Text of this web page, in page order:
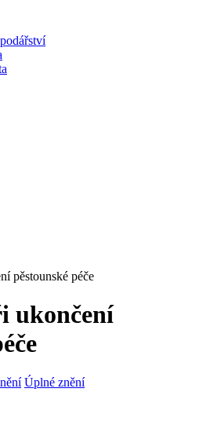
pěstounské péče
ukončení
Úplné znění